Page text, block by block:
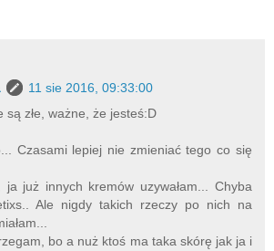
11 sie 2016, 09:33:00
są złe, ważne, że jesteś:D
Czasami lepiej nie zmieniać tego co się
ja już innych kremów uzywałam... Chyba
Ale nigdy takich rzeczy po nich na
bo a nuż ktoś ma taka skórę jak ja i